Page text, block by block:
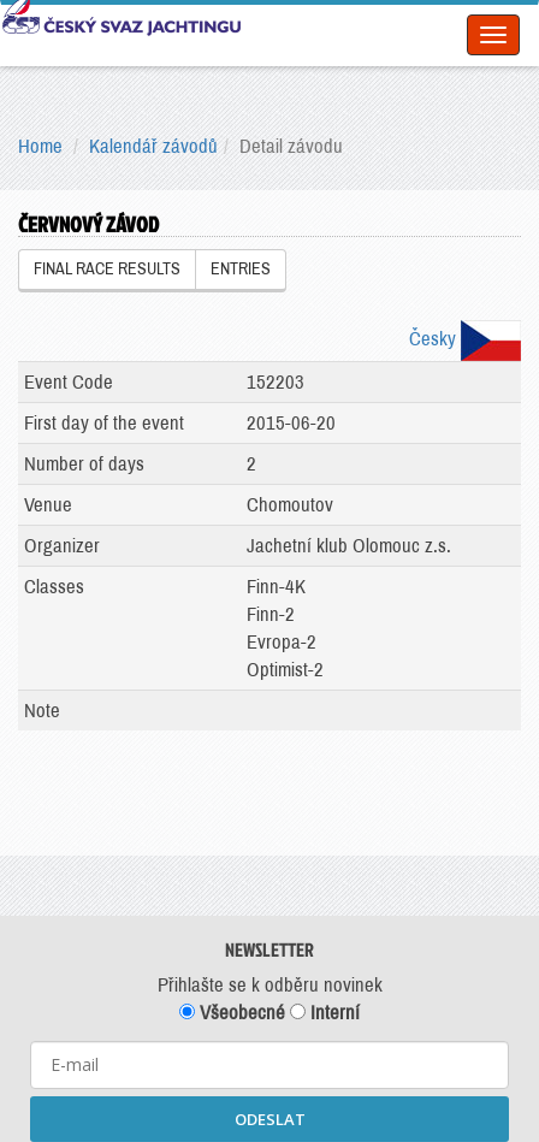
Home Kalendář závodů Detail závodu
ČERVNOVÝ ZÁVOD
FINAL RACE RESULTS ENTRIES
Česky
Event Code
152203
First day of the event
2015-06-20
Number of days
2
Venue
Chomoutov
Organizer
Jachetní klub Olomouc z.s.
Classes
Finn-4K
Finn-2
Evropa-2
Optimist-2
Note
NEWSLETTER
Přihlašte se k odběru novinek
Všeobecné
Interní
ODESLAT